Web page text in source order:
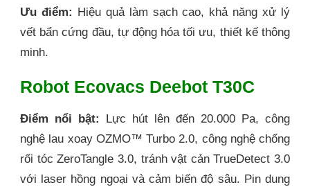
Ưu điểm: Hiệu quả làm sạch cao, khả năng xử lý
vết bẩn cứng đầu, tự động hóa tối ưu, thiết kế thông
minh.
Robot Ecovacs Deebot T30C
Điểm nổi bật:
Lực hút lên đến 20.000 Pa, công
nghệ lau xoay OZMO™ Turbo 2.0, công nghệ chống
rối tóc ZeroTangle 3.0, tránh vật cản TrueDetect 3.0
với laser hồng ngoại và cảm biến độ sâu. Pin dung